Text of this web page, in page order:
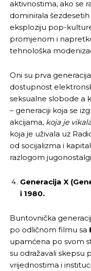
aktivnostima, ako se
dominirala
eksploziju pop-
promjenom i
tehnološka
Oni su prva
dostupnost
seksualne slobode a
– generaciji koja se
akcijama, koja je
koja je uživala uz
od socijalizma i
razlogom
Generacija X
i 1980.
Buntovnička
po odličnom filmu sa
upamćena po svom
su odražavali skepsu
vrijednostima i